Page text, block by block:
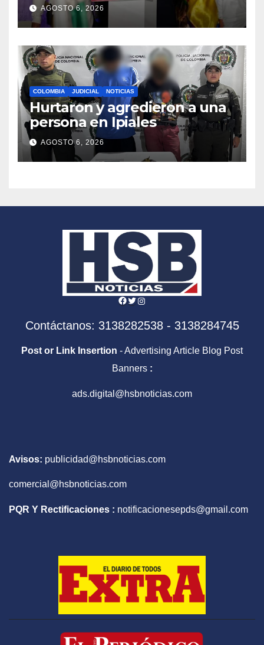
frenar la posesión de
Abelardo de la Espriella
AGOSTO 6, 2026
COLOMBIA JUDICIAL NOTICIAS
Hurtaron y agredieron a una
persona en Ipiales
AGOSTO 6, 2026
Facebook
Twitter
Instagram
Contáctanos: 3138282538 - 3138284745
Post or Link Insertion - Advertising Article Blog Post
Banners :
ads.digital@hsbnoticias.com
Avisos: publicidad@hsbnoticias.com
comercial@hsbnoticias.com
PQR Y Rectificaciones : notificacionesepds@gmail.com